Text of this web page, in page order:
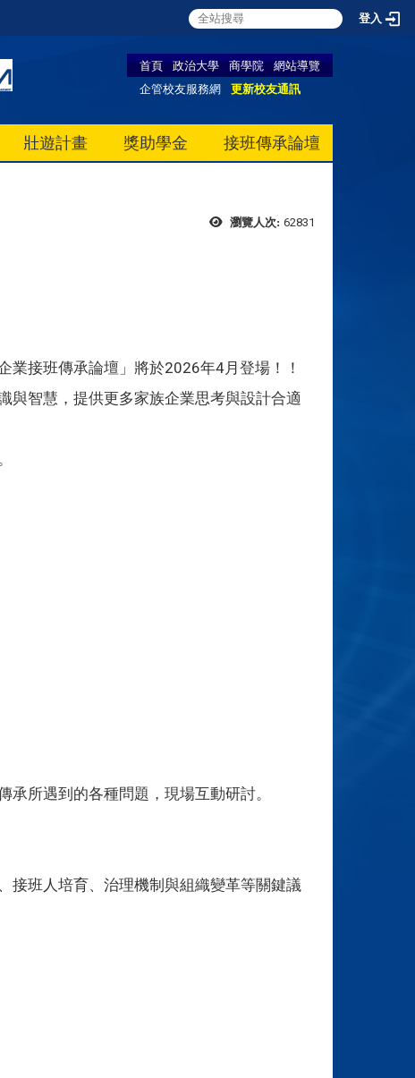
登入
首頁 政治大學 商學院
網站導覽
企管校友服務網
更新校友通訊
壯遊計畫 獎助學金 接班傳承論壇
瀏覽人次: 62831
業接班傳承論壇」將於2026年4月登場！！
與智慧，提供更多家族企業思考與設計合適
所遇到的各種問題，現場互動研討。
接班人培育、治理機制與組織變革等關鍵議